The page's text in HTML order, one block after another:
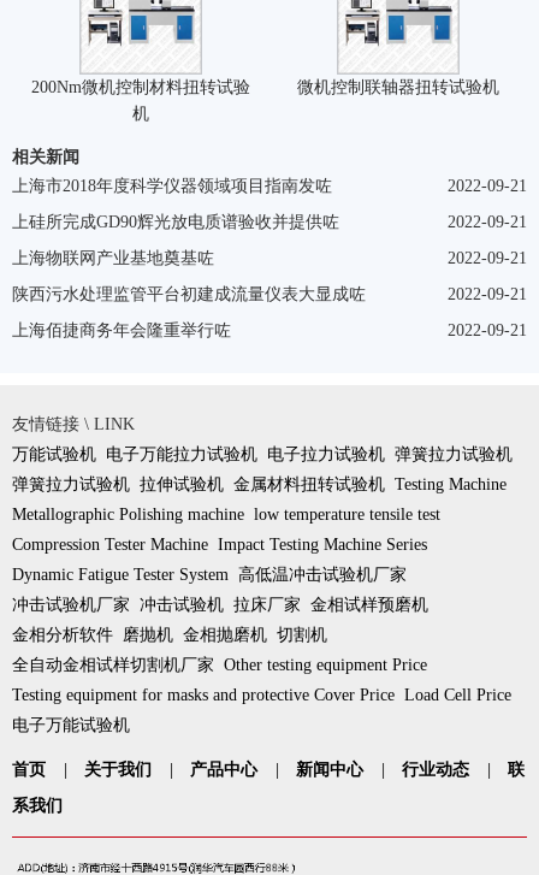
200Nm微机控制材料扭转试验
机
微机控制联轴器扭转试验机
相关新闻
2022-09-21
上海市2018年度科学仪器领域项目指南发咗
2022-09-21
上硅所完成GD90辉光放电质谱验收并提供咗
2022-09-21
上海物联网产业基地奠基咗
2022-09-21
陕西污水处理监管平台初建成流量仪表大显成咗
2022-09-21
上海佰捷商务年会隆重举行咗
友情链接 \ LINK
万能试验机 电子万能拉力试验机 电子拉力试验机 弹簧拉力试验机
弹簧拉力试验机 拉伸试验机 金属材料扭转试验机 Testing Machine
Metallographic Polishing machine low temperature tensile test
Compression Tester Machine Impact Testing Machine Series
Dynamic Fatigue Tester System 高低温冲击试验机厂家
冲击试验机厂家 冲击试验机 拉床厂家 金相试样预磨机
金相分析软件 磨抛机 金相抛磨机 切割机
全自动金相试样切割机厂家 Other testing equipment Price
Testing equipment for masks and protective Cover Price Load Cell Price
电子万能试验机
首页 关于我们 产品中心 新闻中心 行业动态
联
系我们